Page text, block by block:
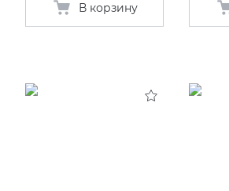
В корзину